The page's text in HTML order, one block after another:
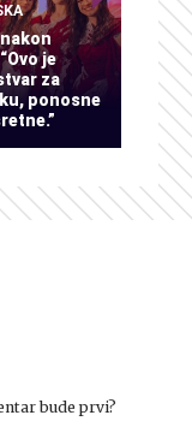
je
za
ponosne
bude prvi?